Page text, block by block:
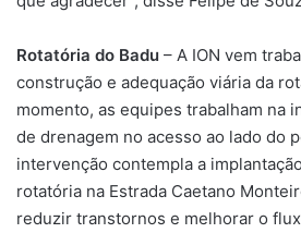
Rotatória do Badu – A ION vem
construção e adequação viária da
momento, as equipes trabalham na
de drenagem no acesso ao lado do
intervenção contempla a
rotatória na Estrada Caetano
reduzir transtornos e melhorar o